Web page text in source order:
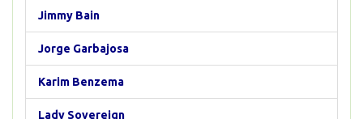
Jimmy Bain
Jorge Garbajosa
Karim Benzema
Lady Sovereign